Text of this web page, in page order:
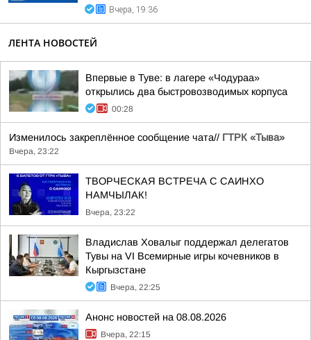
Вчера, 19:36
ЛЕНТА НОВОСТЕЙ
Впервые в Туве: в лагере «Чодураа»
открылись два быстровозводимых корпуса
00:28
Изменилось закреплённое сообщение чата// ГТРК «Тыва»
Вчера, 23:22
ТВОРЧЕСКАЯ ВСТРЕЧА С САИНХО
НАМЧЫЛАК!
Вчера, 23:22
Владислав Ховалыг поддержал делегатов
Тувы на VI Всемирные игры кочевников в
Кыргызстане
Вчера, 22:25
Анонс новостей на 08.08.2026
Вчера, 22:15